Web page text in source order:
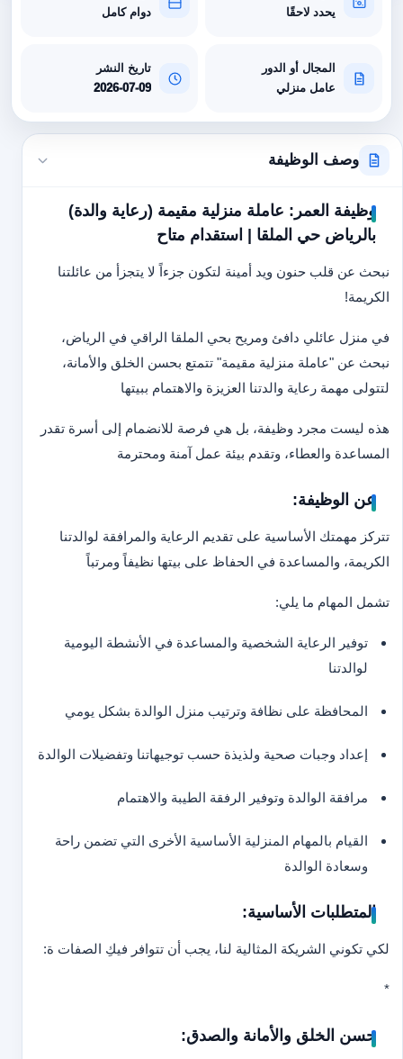
يحدد لاحقًا دوام كامل
المجال أو الدور
عامل منزلي
تاريخ النشر
2026-07-09
وصف الوظيفة
وظيفة العمر: عاملة منزلية مقيمة (رعاية والدة)
بالرياض حي الملقا | استقدام متاح
نبحث عن قلب حنون ويد أمينة لتكون جزءاً لا يتجزأ من عائلتنا
الكريمة!
في منزل عائلي دافئ ومريح بحي الملقا الراقي في الرياض،
نبحث عن "عاملة منزلية مقيمة" تتمتع بحسن الخلق والأمانة،
لتتولى مهمة رعاية والدتنا العزيزة والاهتمام ببيتها
هذه ليست مجرد وظيفة، بل هي فرصة للانضمام إلى أسرة تقدر
المساعدة والعطاء، وتقدم بيئة عمل آمنة ومحترمة
عن الوظيفة:
تتركز مهمتك الأساسية على تقديم الرعاية والمرافقة لوالدتنا
الكريمة، والمساعدة في الحفاظ على بيتها نظيفاً ومرتباً
تشمل المهام ما يلي:
توفير الرعاية الشخصية والمساعدة في الأنشطة اليومية
لوالدتنا
المحافظة على نظافة وترتيب منزل الوالدة بشكل يومي
إعداد وجبات صحية ولذيذة حسب توجيهاتنا وتفضيلات الوالدة
مرافقة الوالدة وتوفير الرفقة الطيبة والاهتمام
القيام بالمهام المنزلية الأساسية الأخرى التي تضمن راحة
وسعادة الوالدة
المتطلبات الأساسية:
لكي تكوني الشريكة المثالية لنا، يجب أن تتوافر فيكِ الصفات ة:
*
حسن الخلق والأمانة والصدق: